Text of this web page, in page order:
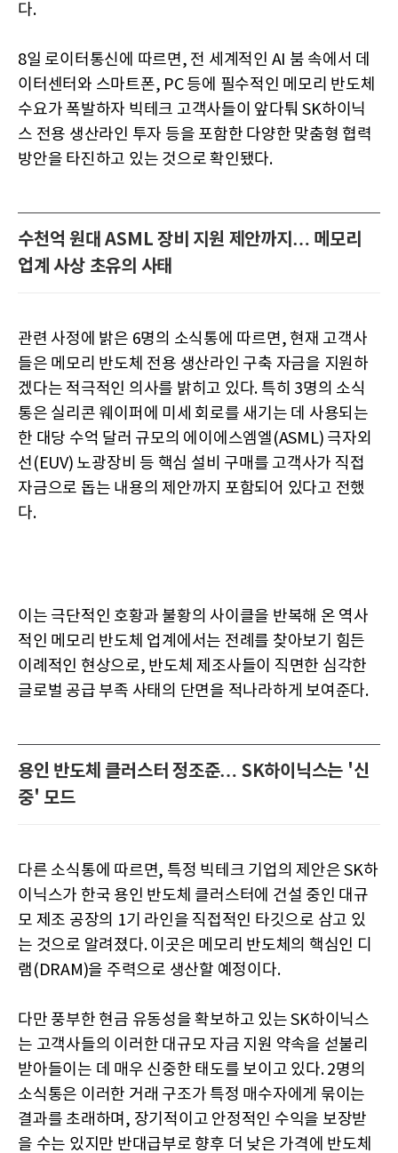
다.
8일 로이터통신에 따르면, 전 세계적인 AI 붐 속에서 데
이터센터와 스마트폰, PC 등에 필수적인 메모리 반도체
수요가 폭발하자 빅테크 고객사들이 앞다퉈 SK하이닉
스 전용 생산라인 투자 등을 포함한 다양한 맞춤형 협력
방안을 타진하고 있는 것으로 확인됐다.
수천억 원대 ASML 장비 지원 제안까지… 메모리
업계 사상 초유의 사태
관련 사정에 밝은 6명의 소식통에 따르면, 현재 고객사
들은 메모리 반도체 전용 생산라인 구축 자금을 지원하
겠다는 적극적인 의사를 밝히고 있다. 특히 3명의 소식
통은 실리콘 웨이퍼에 미세 회로를 새기는 데 사용되는
한 대당 수억 달러 규모의 에이에스엠엘(ASML) 극자외
선(EUV) 노광장비 등 핵심 설비 구매를 고객사가 직접
자금으로 돕는 내용의 제안까지 포함되어 있다고 전했
다.
이는 극단적인 호황과 불황의 사이클을 반복해 온 역사
적인 메모리 반도체 업계에서는 전례를 찾아보기 힘든
이례적인 현상으로, 반도체 제조사들이 직면한 심각한
글로벌 공급 부족 사태의 단면을 적나라하게 보여준다.
용인 반도체 클러스터 정조준… SK하이닉스는 '신
중' 모드
다른 소식통에 따르면, 특정 빅테크 기업의 제안은 SK하
이닉스가 한국 용인 반도체 클러스터에 건설 중인 대규
모 제조 공장의 1기 라인을 직접적인 타깃으로 삼고 있
는 것으로 알려졌다. 이곳은 메모리 반도체의 핵심인 디
램(DRAM)을 주력으로 생산할 예정이다.
다만 풍부한 현금 유동성을 확보하고 있는 SK하이닉스
는 고객사들의 이러한 대규모 자금 지원 약속을 섣불리
받아들이는 데 매우 신중한 태도를 보이고 있다. 2명의
소식통은 이러한 거래 구조가 특정 매수자에게 묶이는
결과를 초래하며, 장기적이고 안정적인 수익을 보장받
을 수는 있지만 반대급부로 향후 더 낮은 가격에 반도체